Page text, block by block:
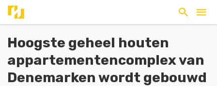
Hoogste geheel houten
appartementencomplex van
Denemarken wordt gebouwd